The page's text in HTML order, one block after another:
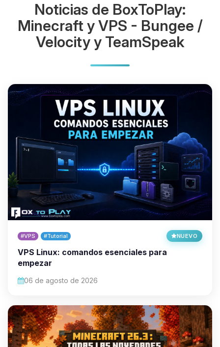
Noticias de BoxToPlay:
Minecraft y VPS - Bungee /
Velocity y TeamSpeak
#VPS #Tutorial NUEVO
VPS Linux: comandos esenciales para
empezar
06 de agosto de 2026